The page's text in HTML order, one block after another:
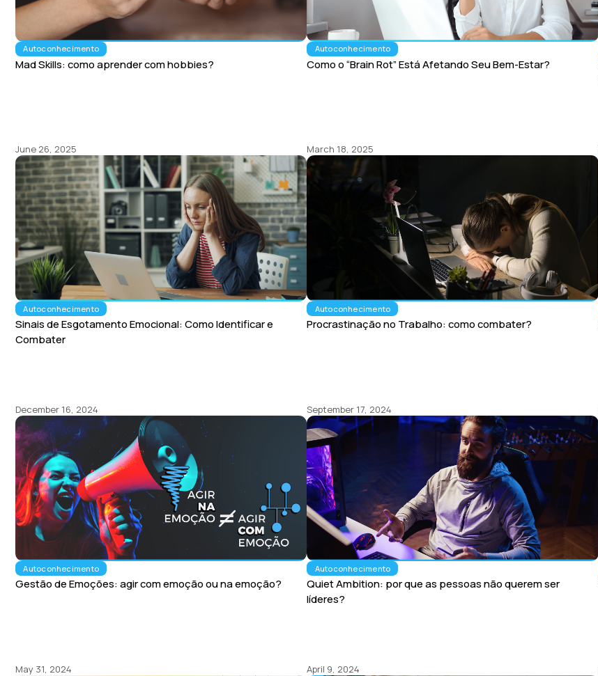
Autoconhecimento
Mad Skills: como aprender com hobbies?
June 26, 2025
Autoconhecimento
Como o “Brain Rot” Está Afetando Seu Bem-Estar?
March 18, 2025
Autoconhecimento
Sinais de Esgotamento Emocional: Como Identificar e
Combater
December 16, 2024
Autoconhecimento
Procrastinação no Trabalho: como combater?
September 17, 2024
Autoconhecimento
Gestão de Emoções: agir com emoção ou na emoção?
May 31, 2024
Autoconhecimento
Quiet Ambition: por que as pessoas não querem ser
líderes?
April 9, 2024